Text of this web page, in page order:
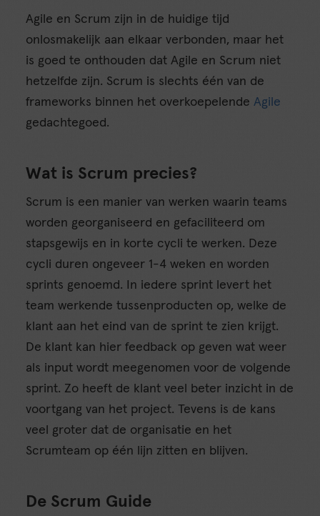
Agile en Scrum zijn in de huidige tijd
onlosmakelijk aan elkaar verbonden, maar het
is goed te onthouden dat Agile en Scrum niet
hetzelfde zijn. Scrum is slechts één van de
frameworks binnen het overkoepelende Agile
gedachtegoed.
Wat is Scrum precies?
Scrum is een manier van werken waarin teams
worden georganiseerd en gefaciliteerd om
stapsgewijs en in korte cycli te werken. Deze
cycli duren ongeveer 1-4 weken en worden
sprints genoemd. In iedere sprint levert het
team werkende tussenproducten op, welke de
klant aan het eind van de sprint te zien krijgt.
De klant kan hier feedback op geven wat weer
als input wordt meegenomen voor de volgende
sprint. Zo heeft de klant veel beter inzicht in de
voortgang van het project. Tevens is de kans
veel groter dat de organisatie en het
Scrumteam op één lijn zitten en blijven.
De Scrum Guide